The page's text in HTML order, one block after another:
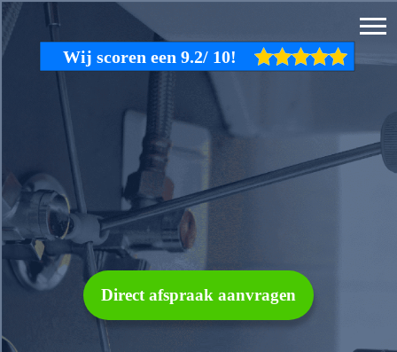
Direct afspraak aanvragen